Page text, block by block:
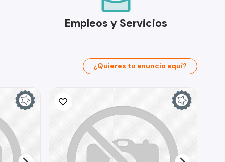
Empleos y Servicios
¿Quieres tu anuncio aquí?